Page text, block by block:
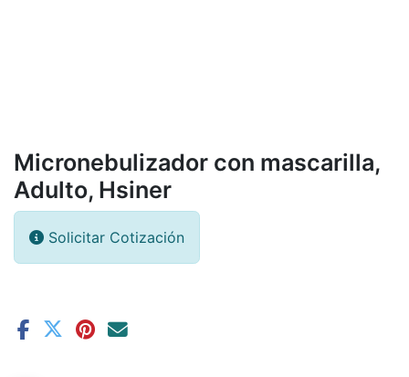
Micronebulizador con mascarilla,
Adulto, Hsiner
Solicitar Cotización